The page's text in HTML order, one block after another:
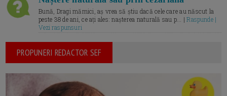
Bună, Dragi mămici, aș vrea să știu dacă cele care au născut la
peste 38 de ani, ce ați ales: nașterea naturală sau p... |Raspunde |
Vezi raspunsuri
PROPUNERI REDACTOR SEF